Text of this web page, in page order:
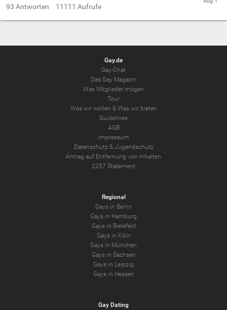
93 Antworten 11111 Aufrufe
Gay.de
Gay-Chat
Das Gay Magazin
Was Mitglieder mögen
Tour
Was wir wollen & Was wir bieten
Guidelines
AGB
Impressum
Datenschutz & Jugendschutz
Antrag auf Entfernung von Inhalten
2257 Statement
Regional
Gays in Berlin
Gays in Hamburg
Gays in Bielefeld
Gays in Köln
Gays in München
Gays in Sachsen
Gays in Leipzig
Gays in Hessen
Gay Dating